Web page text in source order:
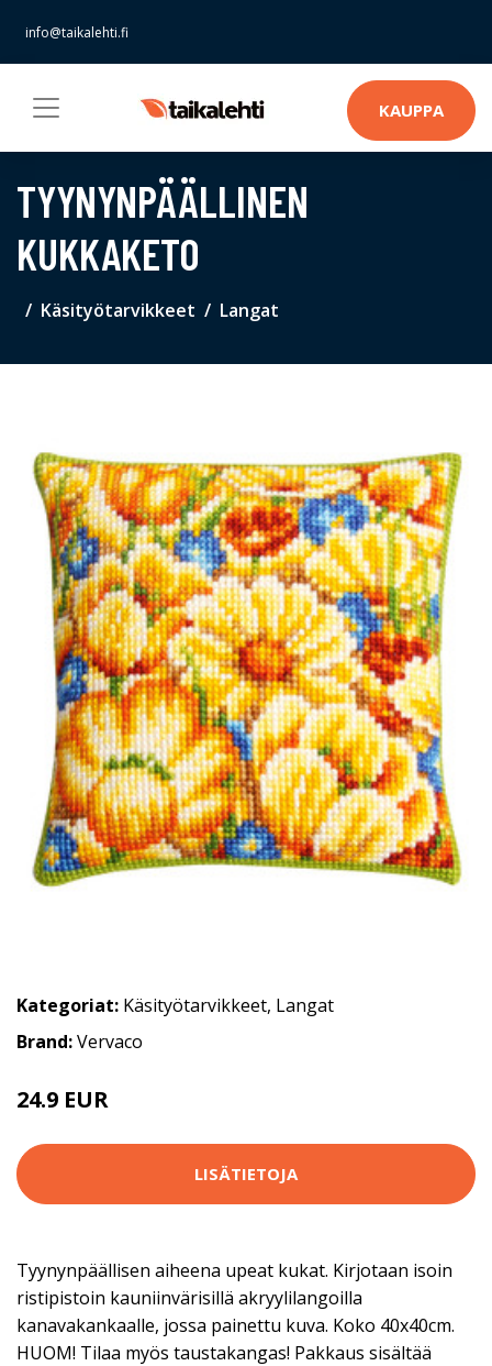
info@taikalehti.fi
KAUPPA
TYYNYNPÄÄLLINEN
KUKKAKETO
Käsityötarvikkeet Langat
Kategoriat: Käsityötarvikkeet, Langat
Brand:Vervaco
24.9 EUR
LISÄTIETOJA
Tyynynpäällisen aiheena upeat kukat. Kirjotaan isoin
ristipistoin kauniinvärisillä akryylilangoilla
kanavakankaalle, jossa painettu kuva. Koko 40x40cm.
HUOM! Tilaa myös taustakangas! Pakkaus sisältää